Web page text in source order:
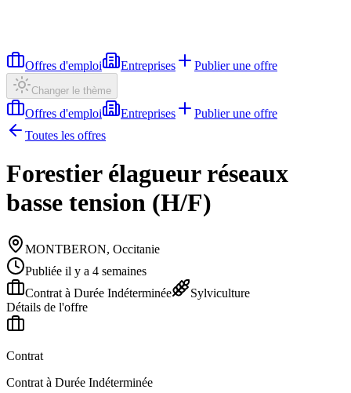
Offres d'emploi Entreprises Publier une offre
Changer le thème
Offres d'emploi Entreprises
Publier une offre
Toutes les offres
Forestier élagueur réseaux
basse tension (H/F)
MONTBERON, Occitanie
Publiée il y a 4 semaines
Contrat à Durée Indéterminée
Sylviculture
Détails de l'offre
Contrat
Contrat à Durée Indéterminée